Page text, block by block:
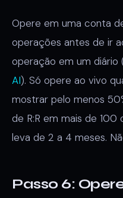
Opere em uma conta
operações antes de ir
operação em um diário
AI). Só opere ao vivo
mostrar pelo menos
de R:R em mais de
leva de 2 a 4 meses.
Passo 6: